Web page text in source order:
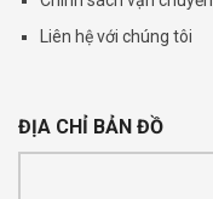
Liên hệ với chúng tôi
ĐỊA CHỈ BẢN ĐỒ